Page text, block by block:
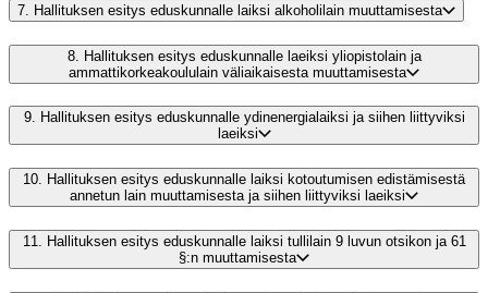
7. Hallituksen esitys eduskunnalle laiksi alkoholilain muuttamisesta
8. Hallituksen esitys eduskunnalle laeiksi yliopistolain ja
ammattikorkeakoululain väliaikaisesta muuttamisesta
9. Hallituksen esitys eduskunnalle ydinenergialaiksi ja siihen liittyviksi
laeiksi
10. Hallituksen esitys eduskunnalle laiksi kotoutumisen edistämisestä
annetun lain muuttamisesta ja siihen liittyviksi laeiksi
11.
Hallituksen esitys eduskunnalle laiksi tullilain 9 luvun otsikon ja 61
§:n muuttamisesta